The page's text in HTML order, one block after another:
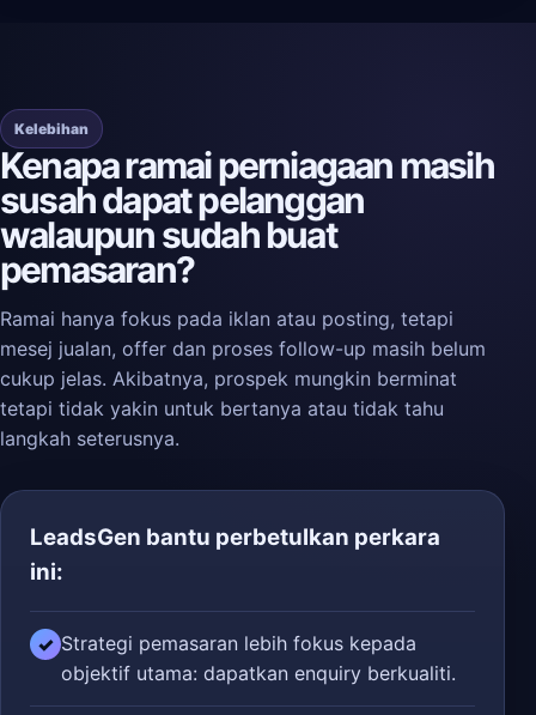
Kelebihan
Kenapa ramai perniagaan masih
susah dapat pelanggan
walaupun sudah buat
pemasaran?
Ramai hanya fokus pada iklan atau posting, tetapi
mesej jualan, offer dan proses follow-up masih belum
cukup jelas. Akibatnya, prospek mungkin berminat
tetapi tidak yakin untuk bertanya atau tidak tahu
langkah seterusnya.
LeadsGen bantu perbetulkan perkara
ini:
✓ Strategi pemasaran lebih fokus kepada
objektif utama: dapatkan enquiry berkualiti.